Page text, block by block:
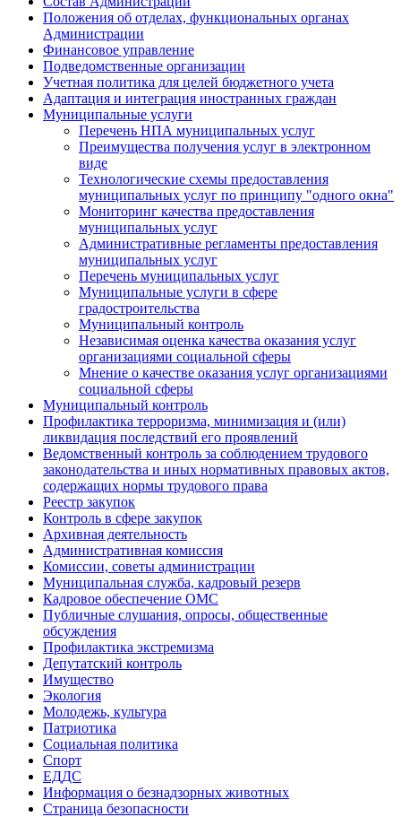
Положения об отделах, функциональных органах
Администрации
Финансовое управление
Подведомственные организации
Учетная политика для целей бюджетного учета
Адаптация и интеграция иностранных граждан
Муниципальные услуги
Перечень НПА муниципальных услуг
Преимущества получения услуг в электронном
виде
Технологические схемы предоставления
муниципальных услуг по принципу "одного окна"
Мониторинг качества предоставления
муниципальных услуг
Административные регламенты предоставления
муниципальных услуг
Перечень муниципальных услуг
Муниципальные услуги в сфере
градостроительства
Муниципальный контроль
Независимая оценка качества оказания услуг
организациями социальной сферы
Мнение о качестве оказания услуг организациями
социальной сферы
Муниципальный контроль
Профилактика терроризма, минимизация и (или)
ликвидация последствий его проявлений
Ведомственный контроль за соблюдением трудового
законодательства и иных нормативных правовых актов,
содержащих нормы трудового права
Реестр закупок
Контроль в сфере закупок
Архивная деятельность
Административная комиссия
Комиссии, советы администрации
Муниципальная служба, кадровый резерв
Кадровое обеспечение ОМС
Публичные слушания, опросы, общественные
обсуждения
Профилактика экстремизма
Депутатский контроль
Имущество
Экология
Молодежь, культура
Патриотика
Социальная политика
Спорт
ЕДДС
Информация о безнадзорных животных
Страница безопасности